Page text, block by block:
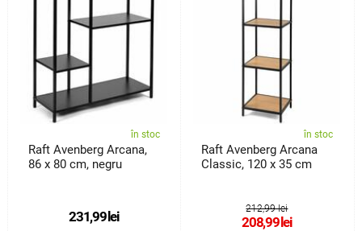
în stoc
Raft Avenberg Arcana,
86 x 80 cm, negru
231,99lei
în stoc
Raft Avenberg Arcana
Classic, 120 x 35 cm
212,99 lei
208,99lei